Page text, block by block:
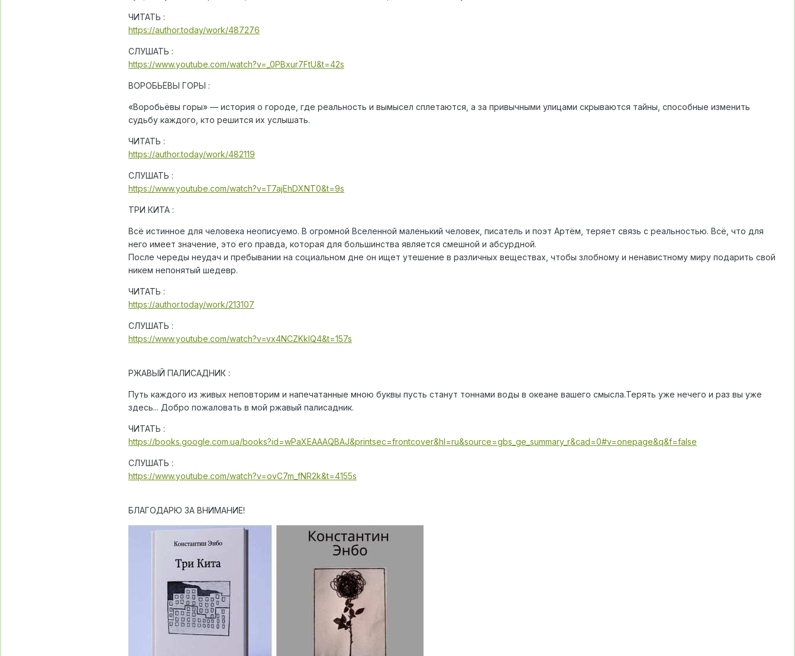
ЧИТАТЬ :
https://author.today/work/487276
СЛУШАТЬ :
https://www.youtube.com/watch?v=_0PBxur7FtU&t=42s
ВОРОБЬЁВЫ ГОРЫ :
«Воробьёвы горы» — история о городе, где реальность и вымысел сплетаются, а за привычными улицами скрываются тайны, способные изменить
судьбу каждого, кто решится их услышать.
ЧИТАТЬ :
https://author.today/work/482119
СЛУШАТЬ :
https://www.youtube.com/watch?v=T7ajEhDXNT0&t=9s
ТРИ КИТА :
Всё истинное для человека неописуемо. В огромной Вселенной маленький человек, писатель и поэт Артём, теряет связь с реальностью. Всё, что для
него имеет значение, это его правда, которая для большинства является смешной и абсурдной.
После череды неудач и пребывании на социальном дне он ищет утешение в различных веществах, чтобы злобному и ненавистному миру подарить свой
никем непонятый шедевр.
ЧИТАТЬ :
https://author.today/work/213107
СЛУШАТЬ :
https://www.youtube.com/watch?v=vx4NCZKklQ4&t=157s
РЖАВЫЙ ПАЛИСАДНИК :
Путь каждого из живых неповторим и напечатанные мною буквы пусть станут тоннами воды в океане вашего смысла.Терять уже нечего и раз вы уже
здесь... Добро пожаловать в мой ржавый палисадник.
ЧИТАТЬ :
https://books.google.com.ua/books?id=wPaXEAAAQBAJ&printsec=frontcover&hl=ru&source=gbs_ge_summary_r&cad=0#v=onepage&q&f=false
СЛУШАТЬ :
https://www.youtube.com/watch?v=ovC7m_fNR2k&t=4155s
БЛАГОДАРЮ ЗА ВНИМАНИЕ!